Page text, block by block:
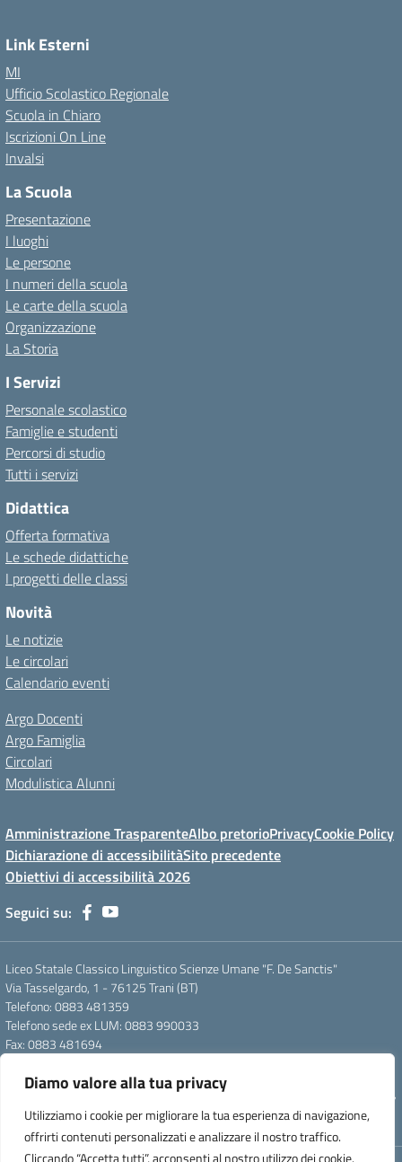
Diamo valore alla tua privacy
Utilizziamo i cookie per migliorare la tua esperienza di navigazione,
offrirti contenuti personalizzati e analizzare il nostro traffico.
Cliccando “Accetta tutti”, acconsenti al nostro utilizzo dei cookie.
Link Esterni
MI
Ufficio Scolastico Regionale
Scuola in Chiaro
Iscrizioni On Line
Invalsi
La Scuola
Presentazione
I luoghi
Le persone
I numeri della scuola
Le carte della scuola
Organizzazione
La Storia
I Servizi
Personale scolastico
Famiglie e studenti
Percorsi di studio
Tutti i servizi
Didattica
Offerta formativa
Le schede didattiche
I progetti delle classi
Novità
Le notizie
Le circolari
Calendario eventi
Argo Docenti
Argo Famiglia
Circolari
Modulistica Alunni
Amministrazione TrasparenteAlbo pretorioPrivacyCookie Policy
Dichiarazione di accessibilitàSito precedente
Obiettivi di accessibilità 2026
Seguici su:
Liceo Statale Classico Linguistico Scienze Umane "F. De Sanctis"
Via Tasselgardo, 1 - 76125 Trani (BT)
Telefono: 0883 481359
Telefono sede ex LUM: 0883 990033
Fax: 0883 481694
Pec: btpc210007@pec.istruzione.it
Codice Meccanografico: istsc_btpc210007 - Codice Fiscale: 92058830727
- Codice Univoco d'ufficio: UFG4S9